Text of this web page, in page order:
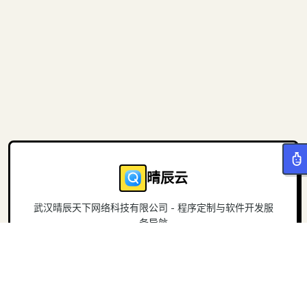
晴辰云
武汉晴辰天下网络科技有限公司 - 程序定制与软件开发服
务导航